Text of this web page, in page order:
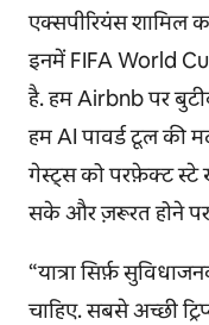
एक्सपीरियंस शामिल
इनमें FIFA World
है. हम Airbnb पर
हम AI पावर्ड टूल की
गेस्ट्स को परफ़ेक्ट स्टे
सके और ज़रूरत होने
“यात्रा सिर्फ़
चाहिए. सबसे अच्छी